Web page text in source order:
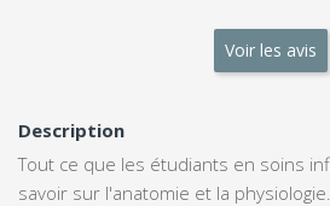
Voir les avis
Description
Tout ce que les étudiants en soins
savoir sur l'anatomie et la